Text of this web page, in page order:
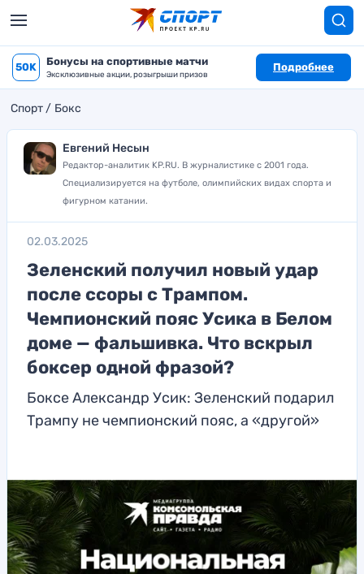
50K Бонусы на спортивные матчи
Эксклюзивные акции, розыгрыши призов
Подробнее
Спорт Бокс
Евгений Несын
Редактор-аналитик KP.RU. В журналистике с 2001 года.
Специализируется на футболе, олимпийских видах спорта и
фигурном катании.
02.03.2025
Зеленский получил новый удар
после ссоры с Трампом.
Чемпионский пояс Усика в Белом
доме — фальшивка. Что вскрыл
боксер одной фразой?
Боксе Александр Усик: Зеленский подарил
Трампу не чемпионский пояс, а «другой»